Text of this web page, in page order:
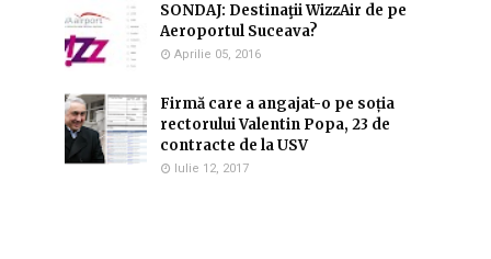
SONDAJ: Destinaţii WizzAir de pe
Aeroportul Suceava?
Aprilie 05, 2016
Firmă care a angajat-o pe soția
rectorului Valentin Popa, 23 de
contracte de la USV
Iulie 12, 2017